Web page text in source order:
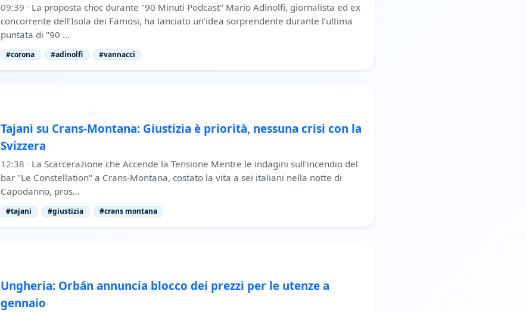
09:39 · La proposta choc durante "90 Minuti Podcast" Mario Adinolfi, giornalista ed ex
concorrente dell’Isola dei Famosi, ha lanciato un’idea sorprendente durante l’ultima
puntata di "90 …
#corona #adinolfi #vannacci
Tajani su Crans-Montana: Giustizia è priorità, nessuna crisi con la
Svizzera
12:38 · La Scarcerazione che Accende la Tensione Mentre le indagini sull'incendio del
bar "Le Constellation" a Crans-Montana, costato la vita a sei italiani nella notte di
Capodanno, pros…
#tajani #giustizia #crans montana
Ungheria: Orbán annuncia blocco dei prezzi per le utenze a
gennaio